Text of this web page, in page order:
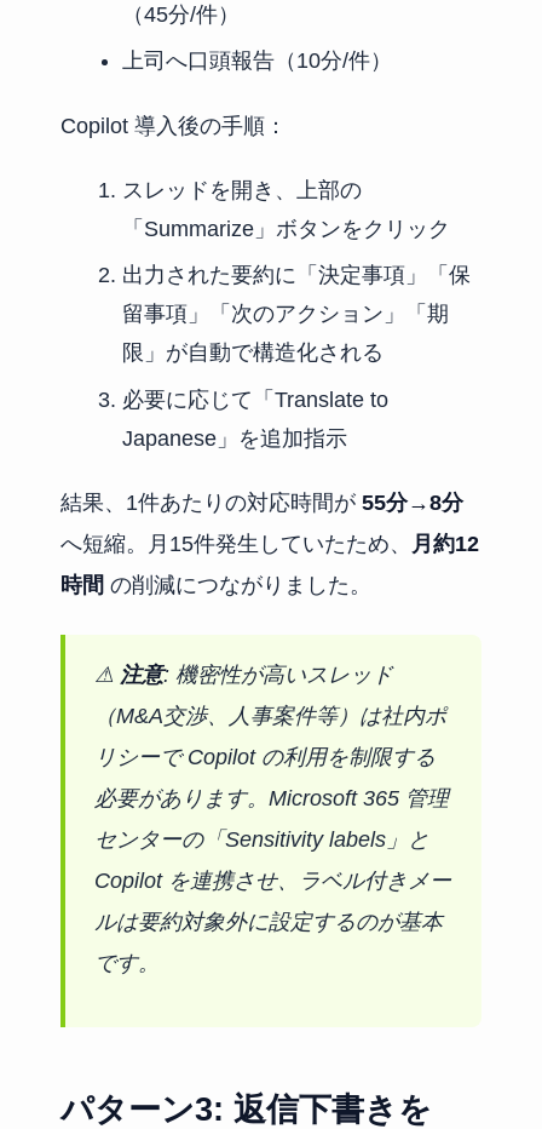
（45分/件）
上司へ口頭報告（10分/件）
Copilot 導入後の手順：
スレッドを開き、上部の
「Summarize」ボタンをクリック
出力された要約に「決定事項」「保
留事項」「次のアクション」「期
限」が自動で構造化される
必要に応じて「Translate to
Japanese」を追加指示
結果、1件あたりの対応時間が55分→8分
へ短縮。月15件発生していたため、
月約12
時間 の削減につながりました。
⚠ 注意: 機密性が高いスレッド
（M&A交渉、人事案件等）は社内ポ
リシーで Copilot の利用を制限する
必要があります。Microsoft 365 管理
センターの「Sensitivity labels」と
Copilot を連携させ、ラベル付きメー
ルは要約対象外に設定するのが基本
です。
パターン3: 返信下書きを